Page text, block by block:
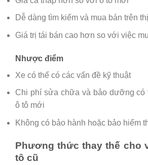
Dễ dàng tìm kiếm và mua bán trên
Giá trị tái bán cao hơn so với việc
Nhược điểm
Xe có thể có các vấn đề kỹ thuật
Chi phí sửa chữa và bảo dưỡng có
ô tô mới
Không có bảo hành hoặc bảo hiểm
Phương thức thay thế cho
tô cũ